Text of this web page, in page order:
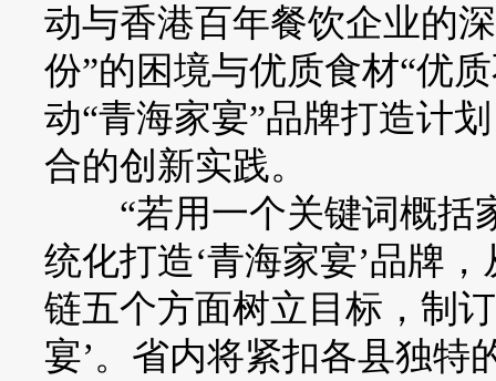
动与香港百年餐饮企业的
份”的困境与优质食材“优
动“青海家宴”品牌打造计
合的创新实践。
“若用一个关键词概括家
统化打造‘青海家宴’品牌
链五个方面树立目标，制
宴’。省内将紧扣各县独特